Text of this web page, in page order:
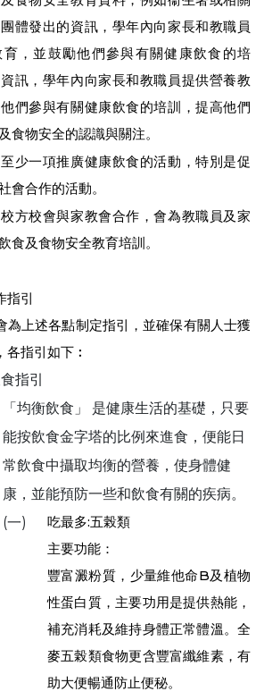
體發出的資訊，學年內向家長和教職員
，並鼓勵他們參與有關健康飲食的培
訊，學年內向家長和教職員提供營養教
們參與有關健康飲食的培訓，提高他們
食物安全的認識與關注。
少一項推廣健康飲食的活動，特別是促
會合作的活動。
方校會與家教會合作，會為教職員及家
食及食物安全教育培訓。
指引
為上述各點制定指引，並確保有關人士獲
指引如下︰
指引
「均衡飲食」 是健康生活的基礎，只要
能按飲食金字塔的比例來進食，便能日
常飲食中攝取均衡的營養，使身體健
康，並能預防一些和飲食有關的疾病。
(一)
吃最多:五榖類
主要功能：
豐富澱粉質，少量維他命B及植物
性蛋白質，主要功用是提供熱能，
補充消耗及維持身體正常體溫。全
麥五榖類食物更含豐富纖維素，有
助大便暢通防止便秘。